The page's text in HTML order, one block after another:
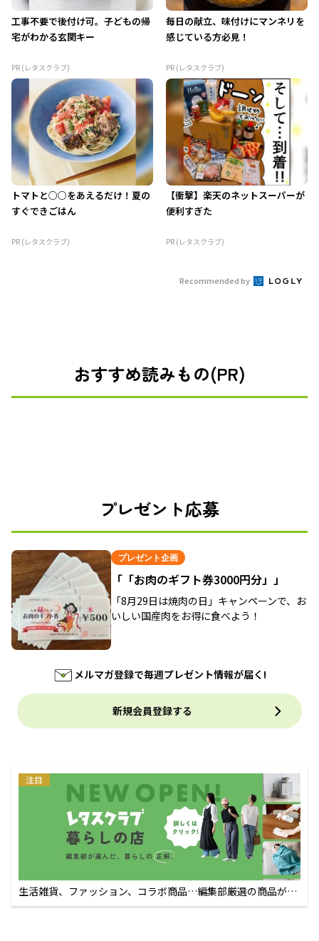
工事不要で後付け可。子どもの帰
宅がわかる玄関キー
PR (レタスクラブ)
毎日の献立、味付けにマンネリを
感じている方必見！
PR (レタスクラブ)
トマトと○○をあえるだけ！夏の
すぐできごはん
PR (レタスクラブ)
【衝撃】楽天のネットスーパーが
便利すぎた
PR (レタスクラブ)
Recommended by
おすすめ読みもの(PR)
プレゼント応募
プレゼント企画
「「お肉のギフト券3000円分」」
「8月29日は焼肉の日」キャンペーンで、お
いしい国産肉をお得に食べよう！
メルマガ登録で毎週プレゼント情報が届く!
新規会員登録する
注目
生活雑貨、ファッション、コラボ商品…編集部厳選の商品が買
えるECサイト